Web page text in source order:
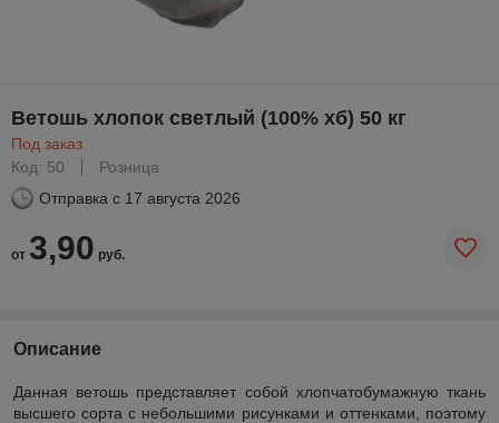
Ветошь хлопок светлый (100% хб) 50 кг
Под заказ
Код: 50
Розница
Отправка с 17 августа 2026
от 3,90 руб.
Описание
Данная ветошь представляет собой хлопчатобумажную ткань
высшего сорта с небольшими рисунками и оттенками, поэтому